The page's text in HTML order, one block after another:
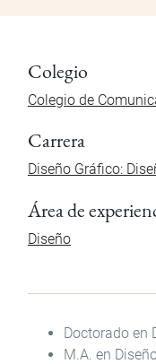
Colegio
Colegio de
Carrera
Diseño Gráfico:
Área de
Diseño
Doctorado en
M.A. en